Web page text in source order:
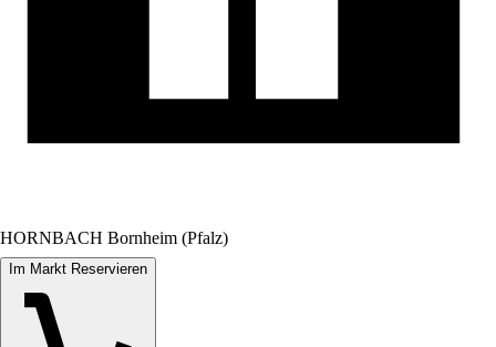
HORNBACH Bornheim (Pfalz)
Im Markt Reservieren